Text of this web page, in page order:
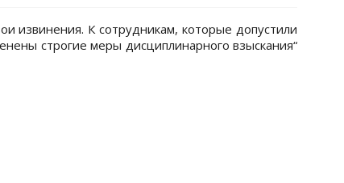
извинения. К сотрудникам, которые допустили
строгие меры дисциплинарного взыскания“